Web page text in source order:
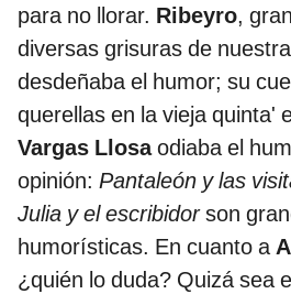
para no llorar. Ribeyro,
diversas grisuras de
desdeñaba el humor; su
querellas en la vieja quinta'
Vargas Llosaodiaba el
opinión: Pantaleón y las
Julia y el escribidorson
humorísticas. En cuanto a
¿quién lo duda? Quizá sea